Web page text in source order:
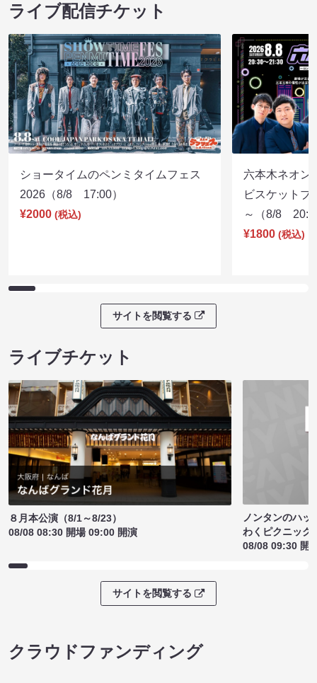
ライブ配信チケット
ショータイムのペンミタイムフェス
2026（8/8 17:00）
¥2000 (税込)
六本木ネオン
ビスケットブ
～（8/8
¥1800 (税込)
サイトを閲覧する
ライブチケット
８月本公演（8/1～8/23）
08/08 08:30 開場 09:00 開演
ノンタンのハッ
わくピクニック
08/08 09:30 開
サイトを閲覧する
クラウドファンディング